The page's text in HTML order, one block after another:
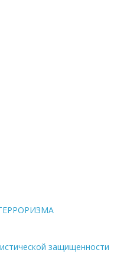
защищенности